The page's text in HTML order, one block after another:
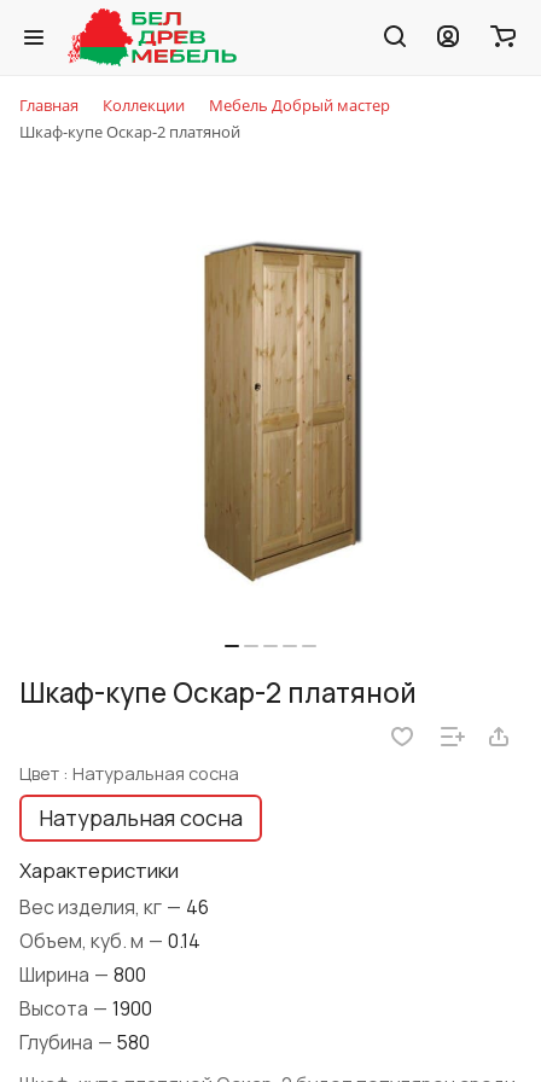
Главная Коллекции
Мебель Добрый мастер
Шкаф-купе Оскар-2 платяной
Шкаф-купе Оскар-2 платяной
Цвет : Натуральная сосна
Натуральная сосна
Характеристики
Вес изделия, кг — 46
Объем, куб. м — 0.14
Ширина — 800
Высота — 1900
Глубина — 580